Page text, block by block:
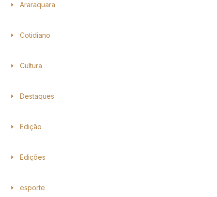
Araraquara
Cotidiano
Cultura
Destaques
Edição
Edições
esporte